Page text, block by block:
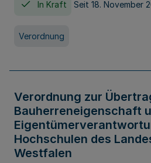
In Kraft Seit 18. November
Verordnung
Verordnung zur
Bauherreneigenschaft
Hochschulen des
Westfalen